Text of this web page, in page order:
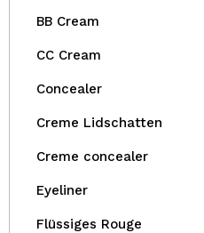
BB Cream
CC Cream
Concealer
Creme Lidschatten
Creme concealer
Eyeliner
Flüssiges Rouge